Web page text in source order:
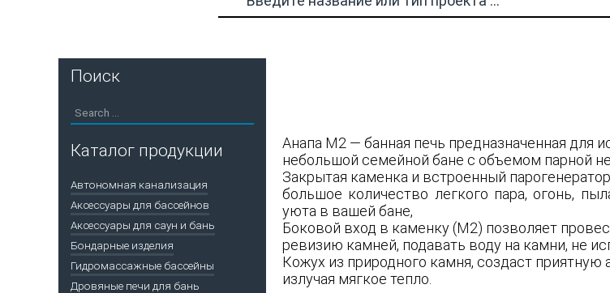
Анапа М2 — банная печь предназначенная для
небольшой семейной бане с объемом парной
Закрытая каменка и встроенный
большое количество легкого пара, огонь,
уюта в вашей бане,
Боковой вход в каменку (М2) позволяет
ревизию камней, подавать воду на камни, не
Кожух из природного камня, создаст приятную
излучая мягкое тепло.
Поиск
Каталог продукции
Автономная канализация
Аксессуары для бассейнов
Аксессуары для саун и бань
Бондарные изделия
Гидромассажные бассейны
Дровяные печи для бань